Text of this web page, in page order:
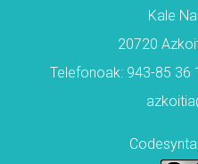
Kale
20720
Telefonoak: 943-85 36